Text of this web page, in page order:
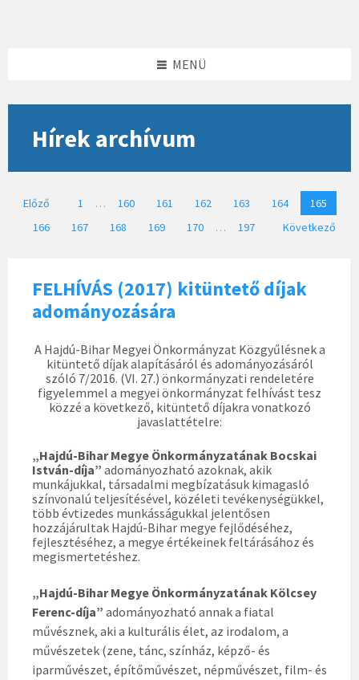
MENÜ
Hírek archívum
Bejegyzések
lapozása
Előző 1 … 160 161 162 163 164
165
166
167 168 169 170 … 197 Következő
FELHÍVÁS (2017) kitüntető díjak
adományozására
A Hajdú-Bihar Megyei Önkormányzat Közgyűlésnek a
kitüntető díjak alapításáról és adományozásáról
szóló 7/2016. (VI. 27.) önkormányzati rendeletére
figyelemmel a megyei önkormányzat felhívást tesz
közzé a következő, kitüntető díjakra vonatkozó
javaslattételre:
„Hajdú-Bihar Megye Önkormányzatának Bocskai
István-díja” adományozható azoknak, akik
munkájukkal, társadalmi megbízatásuk kimagasló
színvonalú teljesítésével, közéleti tevékenységükkel,
több évtizedes munkásságukkal jelentősen
hozzájárultak Hajdú-Bihar megye fejlődéséhez,
fejlesztéséhez, a megye értékeinek feltárásához és
megismertetéshez.
„Hajdú-Bihar Megye Önkormányzatának Kölcsey
Ferenc-díja” adományozható annak a fiatal
művésznek, aki a kulturális élet, az irodalom, a
művészetek (zene, tánc, színház, képző- és
iparművészet, építőművészet, népművészet, film- és